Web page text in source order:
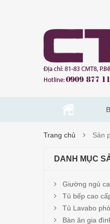
Trang chủ Sản
DANH MỤC
Giường ngủ
Tủ bếp cao
Tủ Lavabo
Bàn ăn gia